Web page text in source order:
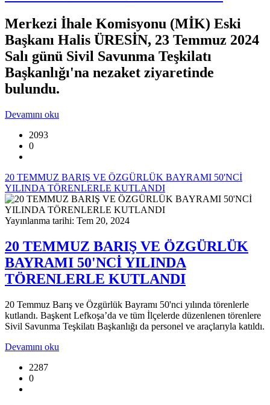
Merkezi İhale Komisyonu (MİK) Eski
Başkanı Halis ÜRESİN, 23 Temmuz 2024
Salı günü Sivil Savunma Teşkilatı
Başkanlığı'na nezaket ziyaretinde
bulundu.
Devamını oku
2093
0
20 TEMMUZ BARIŞ VE ÖZGÜRLÜK BAYRAMI 50'NCİ
YILINDA TÖRENLERLE KUTLANDI
Yayınlanma tarihi: Tem 20, 2024
20 TEMMUZ BARIŞ VE ÖZGÜRLÜK
BAYRAMI 50'NCİ YILINDA
TÖRENLERLE KUTLANDI
20 Temmuz Barış ve Özgürlük Bayramı 50'nci yılında törenlerle
kutlandı. Başkent Lefkoşa’da ve tüm İlçelerde düzenlenen törenlere
Sivil Savunma Teşkilatı Başkanlığı da personel ve araçlarıyla katıldı.
Devamını oku
2287
0